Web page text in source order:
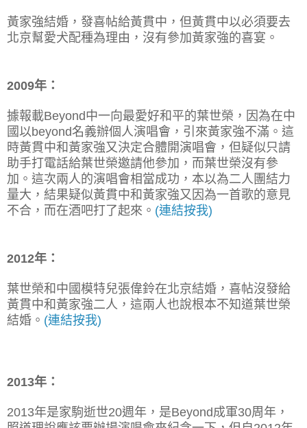
黃家強結婚，發喜帖給黃貫中，但黃貫中以必須要去
北京幫愛犬配種為理由，沒有參加黃家強的喜宴。
2009年：
據報載Beyond中一向最愛好和平的葉世榮，因為在中
國以beyond名義辦個人演唱會，引來黃家強不滿。這
時黃貫中和黃家強又決定合體開演唱會，但疑似只請
助手打電話給葉世榮邀請他參加，而葉世榮沒有參
加。這次兩人的演唱會相當成功，本以為二人團結力
量大，結果疑似黃貫中和黃家強又因為一首歌的意見
不合，而在酒吧打了起來。 (連結按我)
2012年：
葉世榮和中國模特兒張偉鈴在北京結婚，喜帖沒發給
黃貫中和黃家強二人，這兩人也說根本不知道葉世榮
結婚。 (連結按我)
2013年：
2013年是家駒逝世20週年，是Beyond成軍30周年，